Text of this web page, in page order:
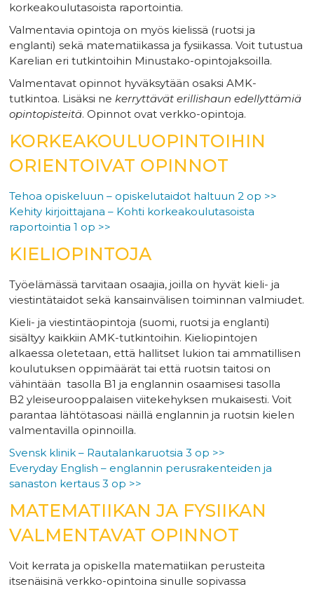
korkeakoulutasoista raportointia.
Valmentavia opintoja on myös kielissä (ruotsi ja
englanti) sekä matematiikassa ja fysiikassa. Voit tutustua
Karelian eri tutkintoihin Minustako-opintojaksoilla.
Valmentavat opinnot hyväksytään osaksi AMK-
tutkintoa. Lisäksi nekerryttävät erillishaun edellyttämiä
opintopisteitä. Opinnot ovat verkko-opintoja.
KORKEAKOULUOPINTOIHIN
ORIENTOIVAT OPINNOT
Tehoa opiskeluun – opiskelutaidot haltuun 2 op >>
Kehity kirjoittajana – Kohti korkeakoulutasoista
raportointia 1 op >>
KIELIOPINTOJA
Työelämässä tarvitaan osaajia, joilla on hyvät kieli- ja
viestintätaidot sekä kansainvälisen toiminnan valmiudet.
Kieli- ja viestintäopintoja (suomi, ruotsi ja englanti)
sisältyy kaikkiin AMK-tutkintoihin. Kieliopintojen
alkaessa oletetaan, että hallitset lukion tai ammatillisen
koulutuksen oppimäärät tai että ruotsin taitosi on
vähintään tasolla B1 ja englannin osaamisesi tasolla
B2 yleiseurooppalaisen viitekehyksen mukaisesti. Voit
parantaa lähtötasoasi näillä englannin ja ruotsin kielen
valmentavilla opinnoilla.
Svensk klinik – Rautalankaruotsia 3 op >>
Everyday English – englannin perusrakenteiden ja
sanaston kertaus 3 op >>
MATEMATIIKAN JA FYSIIKAN
VALMENTAVAT OPINNOT
Voit kerrata ja opiskella matematiikan perusteita
itsenäisinä verkko-opintoina sinulle sopivassa